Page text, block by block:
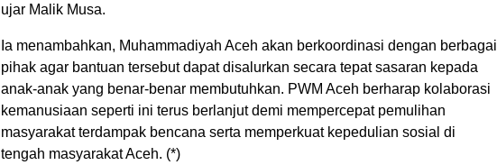
ujar Malik Musa.
Ia menambahkan, Muhammadiyah Aceh akan berkoordinasi dengan berbagai
pihak agar bantuan tersebut dapat disalurkan secara tepat sasaran kepada
anak-anak yang benar-benar membutuhkan. PWM Aceh berharap kolaborasi
kemanusiaan seperti ini terus berlanjut demi mempercepat pemulihan
masyarakat terdampak bencana serta memperkuat kepedulian sosial di
tengah masyarakat Aceh. (*)